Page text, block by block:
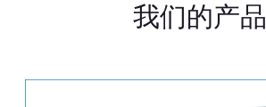
我们的产品